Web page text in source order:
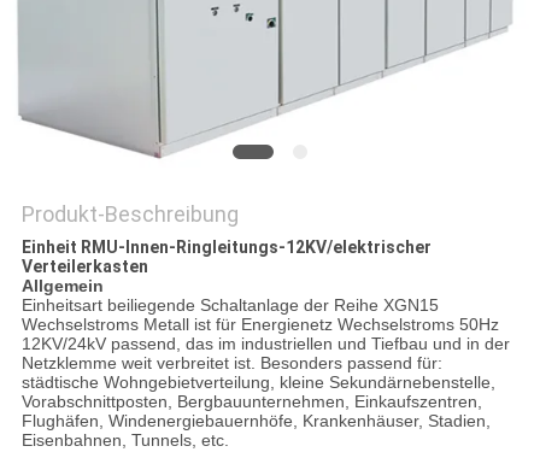
POLICY
Produkt-Beschreibung
Einheit RMU-Innen-Ringleitungs-12KV/elektrischer
Verteilerkasten
Allgemein
Einheitsart beiliegende Schaltanlage der Reihe XGN15
Wechselstroms Metall ist für Energienetz Wechselstroms 50Hz
12KV/24kV passend, das im industriellen und Tiefbau und in der
Netzklemme weit verbreitet ist. Besonders passend für:
städtische Wohngebietverteilung, kleine Sekundärnebenstelle,
Vorabschnittposten, Bergbauunternehmen, Einkaufszentren,
Flughäfen, Windenergiebauernhöfe, Krankenhäuser, Stadien,
Eisenbahnen, Tunnels, etc.